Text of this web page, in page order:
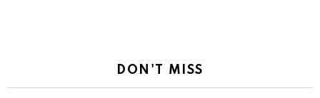
DON'T MISS